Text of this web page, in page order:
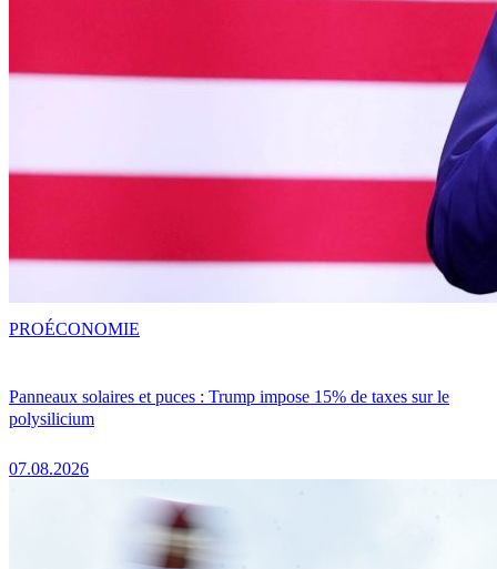
Panneaux solaires et puces : Trump impose 15% de taxes sur le
polysilicium
07.08.2026
PROÉCONOMIE